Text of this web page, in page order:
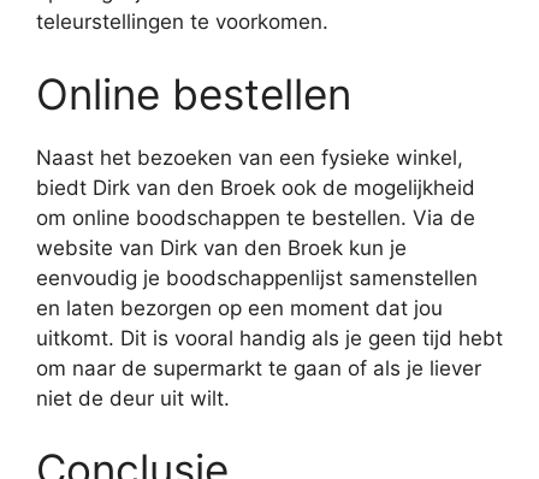
teleurstellingen te voorkomen.
Online bestellen
Naast het bezoeken van een fysieke winkel,
biedt Dirk van den Broek ook de mogelijkheid
om online boodschappen te bestellen. Via de
website van Dirk van den Broek kun je
eenvoudig je boodschappenlijst samenstellen
en laten bezorgen op een moment dat jou
uitkomt. Dit is vooral handig als je geen tijd hebt
om naar de supermarkt te gaan of als je liever
niet de deur uit wilt.